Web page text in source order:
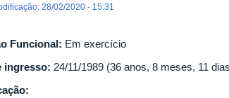
28/02/2020 - 15:31
Funcional: Em exercício
ingresso: 24/11/1989 (36 anos, 8 meses, 11